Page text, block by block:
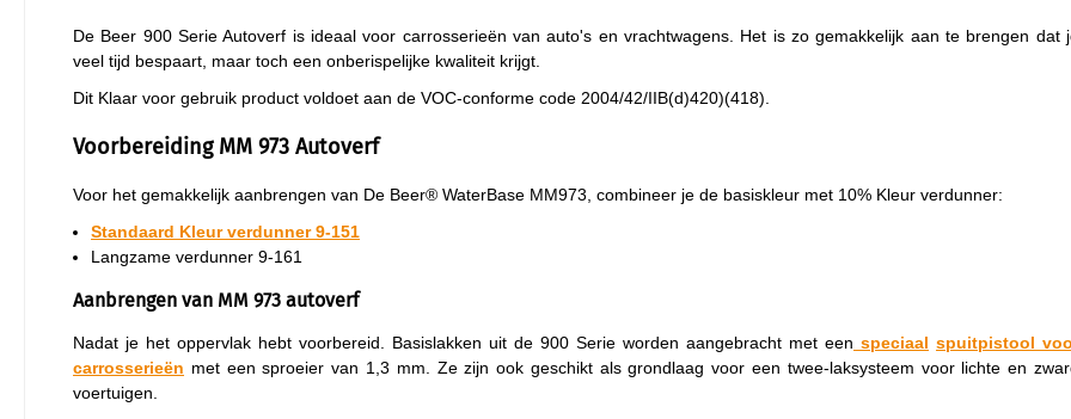
De Beer 900 Serie Autoverf is ideaal voor carrosserieën van auto's en vrachtwagens. Het is zo gemakkelijk aan te brengen dat
veel tijd bespaart, maar toch een onberispelijke kwaliteit krijgt.
Dit Klaar voor gebruik product voldoet aan de VOC-conforme code 2004/42/IIB(d)420)(418).
Voorbereiding MM 973 Autoverf
Voor het gemakkelijk aanbrengen van De Beer® WaterBase MM973, combineer je de basiskleur met 10% Kleur verdunner:
Standaard Kleur verdunner 9-151
Langzame verdunner 9-161
Aanbrengen van MM 973 autoverf
Nadat je het oppervlak hebt voorbereid. Basislakken uit de 900 Serie worden aangebracht met een speciaal spuitpistool
carrosserieën met een sproeier van 1,3 mm. Ze zijn ook geschikt als grondlaag voor een twee-laksysteem voor lichte en
voertuigen.